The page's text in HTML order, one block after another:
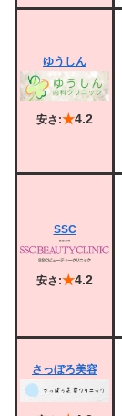
ゆうしん
安さ:★4.2
SSC
安さ:★4.2
さっぼろ美容